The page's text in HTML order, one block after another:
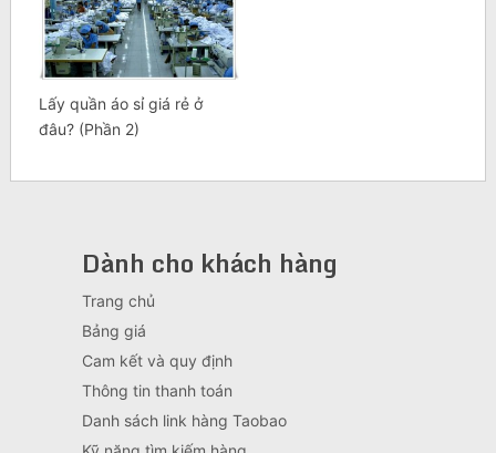
Lấy quần áo sỉ giá rẻ ở
đâu? (Phần 2)
Dành cho khách hàng
Trang chủ
Bảng giá
Cam kết và quy định
Thông tin thanh toán
Danh sách link hàng Taobao